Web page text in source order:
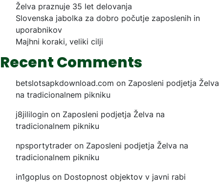
Želva praznuje 35 let delovanja
Slovenska jabolka za dobro počutje zaposlenih in
uporabnikov
Majhni koraki, veliki cilji
Recent Comments
betslotsapkdownload.com on Zaposleni podjetja Želva
na tradicionalnem pikniku
j8jililogin on Zaposleni podjetja Želva na
tradicionalnem pikniku
npsportytrader on Zaposleni podjetja Želva na
tradicionalnem pikniku
in1goplus on Dostopnost objektov v javni rabi